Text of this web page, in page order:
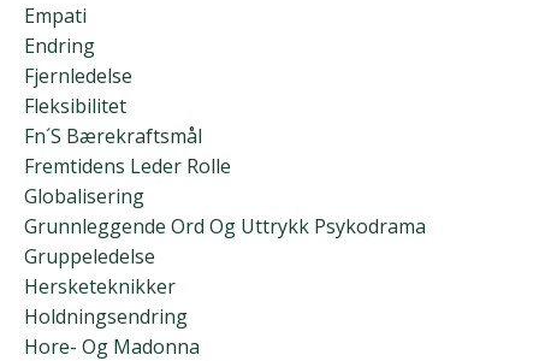
Empati
Endring
Fjernledelse
Fleksibilitet
Fn´s Bærekraftsmål
Fremtidens Leder Rolle
Globalisering
Grunnleggende Ord Og Uttrykk Psykodrama
Gruppeledelse
Hersketeknikker
Holdningsendring
Hore- Og Madonna